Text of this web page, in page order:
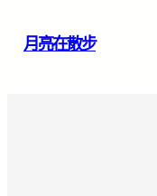
月亮在散步